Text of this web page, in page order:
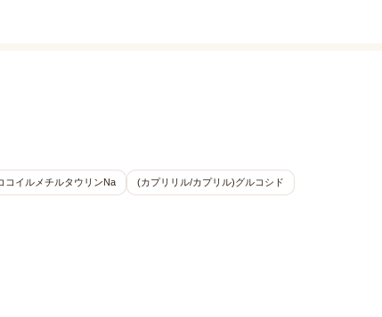
コイルメチルタウリンNa (カプリリル/カプリル)グルコシド